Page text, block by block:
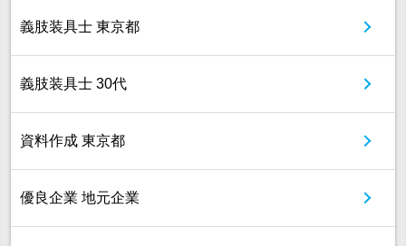
義肢装具士 東京都
義肢装具士 30代
資料作成 東京都
優良企業 地元企業